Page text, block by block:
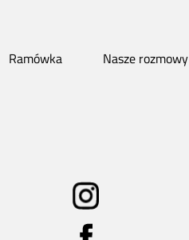
Ramówka Nasze rozmowy